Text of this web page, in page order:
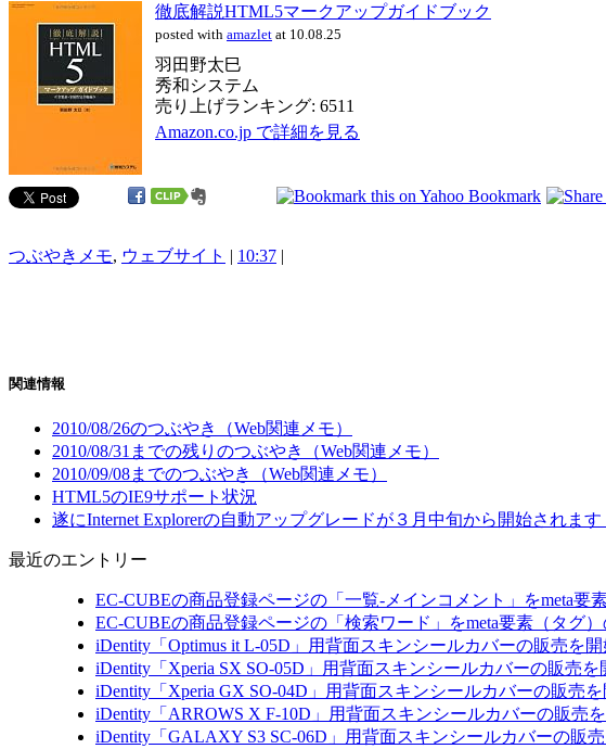
徹底解説HTML5マークアップガイドブック
posted with amazlet at 10.08.25
羽田野太巳
秀和システム
売り上げランキング: 6511
Amazon.co.jp で詳細を見る
つぶやきメモ, ウェブサイト | 10:37 |
関連情報
2010/08/26のつぶやき（Web関連メモ）
2010/08/31までの残りのつぶやき（Web関連メモ）
2010/09/08までのつぶやき（Web関連メモ）
HTML5のIE9サポート状況
遂にInternet Explorerの自動アップグレードが３月中旬から開始されます
最近のエントリー
EC-CUBEの商品登録ページの「一覧-メインコメント」をmeta要
EC-CUBEの商品登録ページの「検索ワード」をmeta要素（タグ
iDentity「Optimus it L-05D」用背面スキンシールカバーの販売を開
iDentity「Xperia SX SO-05D」用背面スキンシールカバーの販売を
iDentity「Xperia GX SO-04D」用背面スキンシールカバーの販売を
iDentity「ARROWS X F-10D」用背面スキンシールカバーの販売
iDentity「GALAXY S3 SC-06D」用背面スキンシールカバーの販